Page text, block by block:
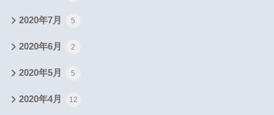
2020年7月 5
2020年6月 2
2020年5月 5
2020年4月 12